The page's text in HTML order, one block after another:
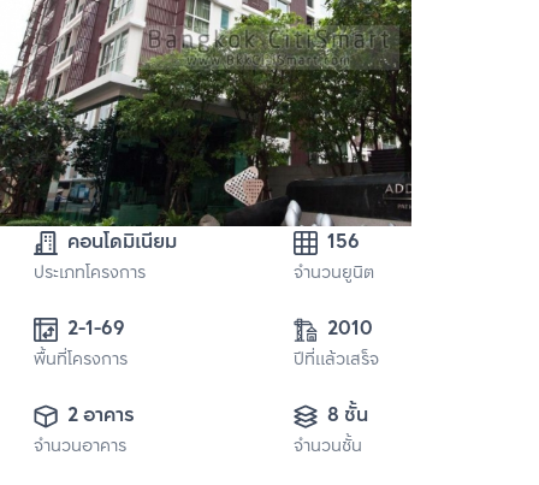
คอนโดมิเนียม
ประเภทโครงการ
156
จำนวนยูนิต
พื้นที่โครงการ
2010
ปีที่แล้วเสร็จ
2 อาคาร
จำนวนอาคาร
8 ชั้น
จำนวนชั้น